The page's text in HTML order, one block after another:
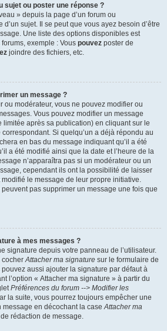
sujet ou poster une réponse ?
» depuis la page d’un forum ou
sujet. Il se peut que vous ayez besoin d’être
Une liste des options disponibles est
exemple : Vous pouvez poster de
joindre des fichiers, etc.
un message ?
ou modérateur, vous ne pouvez modifier ou
Vous pouvez modifier un message
après sa publication) en cliquant sur le
Si quelqu’un a déjà répondu au
en bas du message indiquant qu’il a été
a été modifié ainsi que la date et l’heure de la
n’apparaîtra pas si un modérateur ou un
cependant ils ont la possibilité de laisser
le message de leur propre initiative.
pas supprimer un message une fois que
à mes messages ?
signature depuis votre panneau de l’utilisateur.
cocherAttacher ma signature sur le formulaire de
aussi ajouter la signature par défaut à
l’option « Attacher ma signature » à partir du
Préférences du forum --> Modifier les
la suite, vous pourrez toujours empêcher une
message en décochant la caseAttacher ma
rédaction de message.